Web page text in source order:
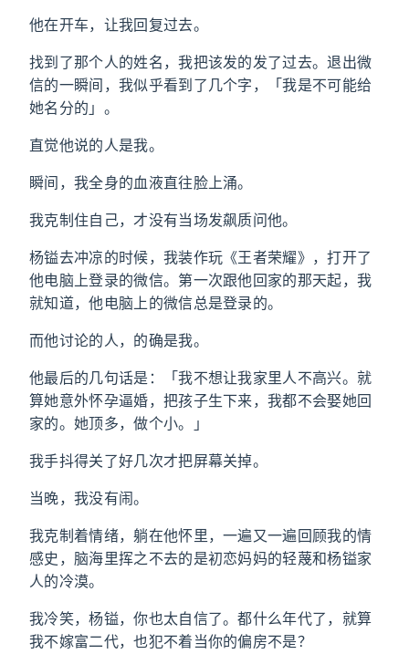
他在开车，让我回复过去。
找到了那个人的姓名，我把该发的发了过去。退出微
信的一瞬间，我似乎看到了几个字，「我是不可能给
她名分的」。
直觉他说的人是我。
瞬间，我全身的血液直往脸上涌。
我克制住自己，才没有当场发飙质问他。
杨镒去冲凉的时候，我装作玩《王者荣耀》，打开了
他电脑上登录的微信。第一次跟他回家的那天起，我
就知道，他电脑上的微信总是登录的。
而他讨论的人，的确是我。
他最后的几句话是：「我不想让我家里人不高兴。就
算她意外怀孕逼婚，把孩子生下来，我都不会娶她回
家的。她顶多，做个小。」
我手抖得关了好几次才把屏幕关掉。
当晚，我没有闹。
我克制着情绪，躺在他怀里，一遍又一遍回顾我的情
感史，脑海里挥之不去的是初恋妈妈的轻蔑和杨镒家
人的冷漠。
我冷笑，杨镒，你也太自信了。都什么年代了，就算
我不嫁富二代，也犯不着当你的偏房不是？